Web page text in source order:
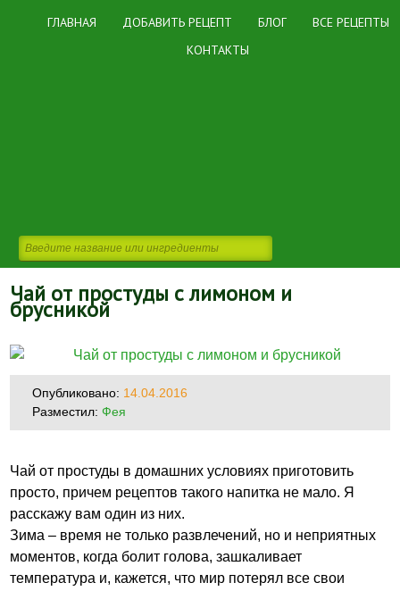
ГЛАВНАЯ ДОБАВИТЬ РЕЦЕПТ БЛОГ
ВСЕ РЕЦЕПТЫ
КОНТАКТЫ
Чай от простуды с лимоном и
брусникой
Опубликовано: 14.04.2016
Разместил:Фея
Чай от простуды в домашних условиях приготовить
просто, причем рецептов такого напитка не мало. Я
расскажу вам один из них.
Зима – время не только развлечений, но и неприятных
моментов, когда болит голова, зашкаливает
температура и, кажется, что мир потерял все свои